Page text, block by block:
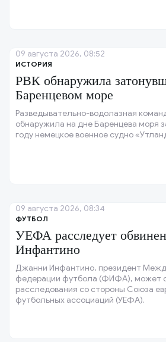
ИСТОРИЯ
РВК обнаружила
Баренцевом море
Разведывательно-водолазная
обнаружила на дне Баренцева моря
году немецкое военное судно
09 августа 2026, 08:52
ФУТБОЛ
УЕФА расследует
Инфантино
Джанни Инфантино, президент
федерации футбола (ФИФА), может
расследования со стороны Союза
футбольных ассоциаций (УЕФА).
09 августа 2026, 08:34